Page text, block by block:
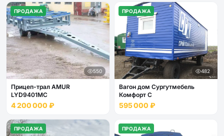
ПРОДАЖА
550
Прицеп-трал AMUR
LYD9401MC
4 200 000 ₽
ПРОДАЖА
482
Вагон дом Сургутмебель
Комфорт С
595 000 ₽
ПРОДАЖА ПРОДАЖА